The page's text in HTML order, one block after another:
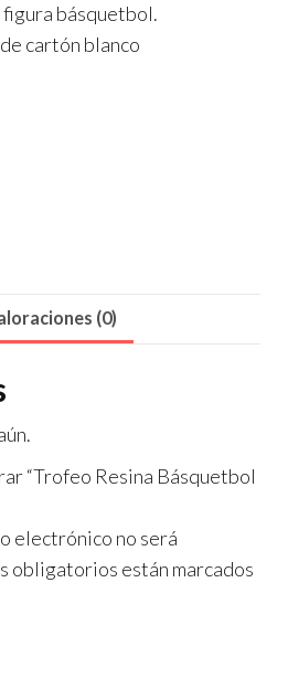
básquetbol.
cartón blanco
(0)
“Trofeo Resina Básquetbol
electrónico no será
obligatorios están marcados